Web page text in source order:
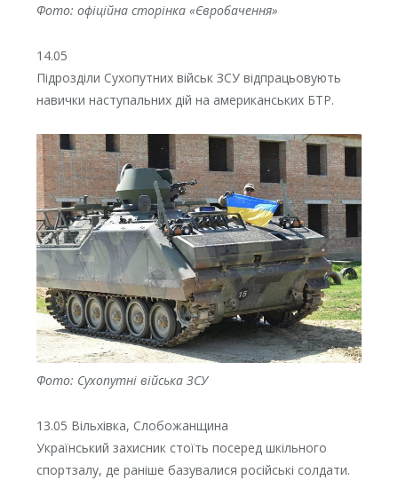
Фото: офіційна сторінка «Євробачення»
14.05
Підрозділи Сухопутних військ ЗСУ відпрацьовують
навички наступальних дій на американських БТР.
Фото: Сухопутні війська ЗСУ
13.05 Вільхівка, Слобожанщина
Український захисник стоїть посеред шкільного
спортзалу, де раніше базувалися російські солдати.